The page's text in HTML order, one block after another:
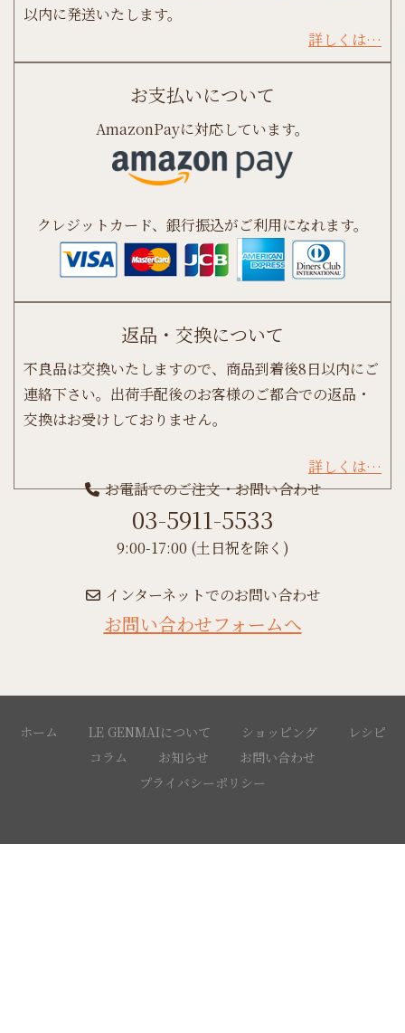
以内に発送いたします。
詳しくは…
お支払いについて
AmazonPayに対応しています。
クレジットカード、銀行振込がご利用になれます。
返品・交換について
不良品は交換いたしますので、商品到着後8日以内にご
連絡下さい。出荷手配後のお客様のご都合での返品・
交換はお受けしておりません。
詳しくは…
お電話でのご注文・お問い合わせ
03-5911-5533
9:00-17:00 (土日祝を除く)
インターネットでのお問い合わせ
お問い合わせフォームへ
ホーム LE GENMAIについて ショッピング
レシピ
コラム
お知らせ
お問い合わせ
プライバシーポリシー